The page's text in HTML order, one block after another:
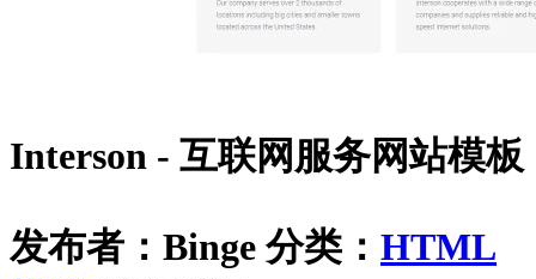
Interson - 互联网服务网站模板
发布者：Binge 分类： HTML